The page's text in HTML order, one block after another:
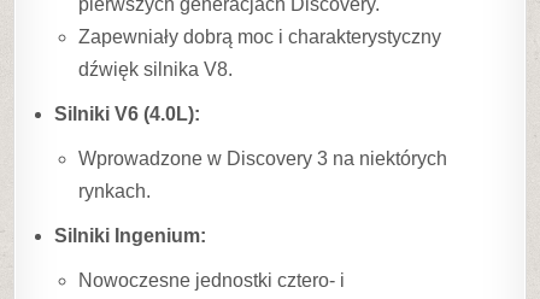
Zapewniały dobrą moc i charakterystyczny
dźwięk silnika V8.
Silniki V6 (4.0L):
Wprowadzone w Discovery 3 na niektórych
rynkach.
Silniki Ingenium:
Nowoczesne jednostki cztero- i